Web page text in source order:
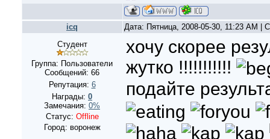
icq
Дата: Пятница, 2008-05-30, 11:23 AM |
Студент
Группа: Пользователи
Сообщений: 66
Репутация: 6
Награды: 0
Замечания: 0%
Статус: Offline
Город: воронеж
хочу скорее
жутко !!!!!!!!!!!
подайте